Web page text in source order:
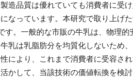
造品質は優れていても消費者に受
なっています。本研究で取り上げ
す。一般的な市販の牛乳は、物理
乳は乳脂肪分を均質化しないため
により、これまで消費者に受容さ
かして、当該技術の価値転換を検